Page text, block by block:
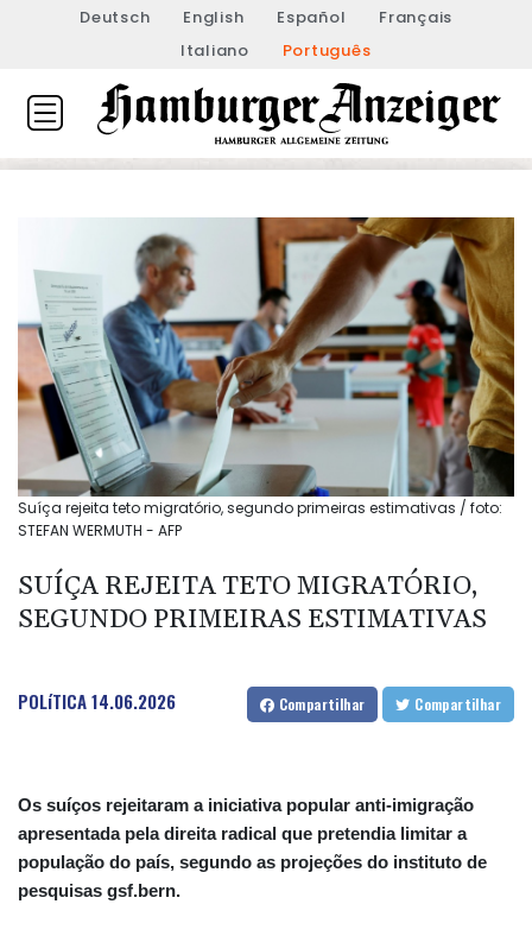
Deutsch English Español
Français
Italiano
Português
Suíça rejeita teto migratório, segundo primeiras estimativas / foto:
STEFAN WERMUTH - AFP
SUÍÇA REJEITA TETO MIGRATÓRIO,
SEGUNDO PRIMEIRAS ESTIMATIVAS
POLíTICA14.06.2026 Compartilhar Compartilhar
Os suíços rejeitaram a iniciativa popular anti-imigração
apresentada pela direita radical que pretendia limitar a
população do país, segundo as projeções do instituto de
pesquisas gsf.bern.